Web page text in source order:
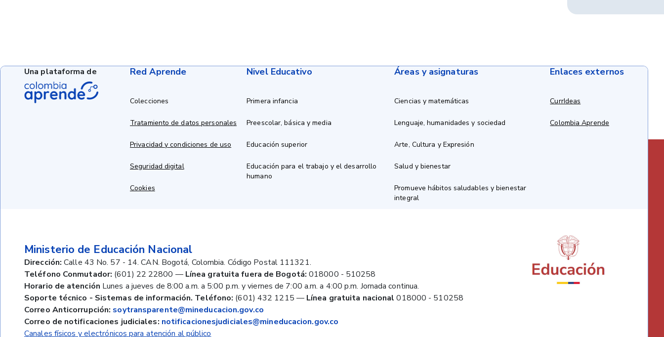
Red Aprende
Colecciones
Tratamiento de datos personales
Privacidad y condiciones de uso
Seguridad digital
Cookies
Nivel Educativo
Primera infancia
Preescolar, básica y media
Educación superior
Educación para el trabajo y el desarrollo
humano
Áreas y asignaturas
Ciencias y matemáticas
Lenguaje, humanidades y sociedad
Arte, Cultura y Expresión
Salud y bienestar
Promueve hábitos saludables y bienestar
integral
Enlaces externos
CurrIdeas
Colombia Aprende
Ministerio de Educación Nacional
Dirección: Calle 43 No. 57 - 14. CAN. Bogotá, Colombia. Código Postal 111321.
Teléfono Conmutador: (601) 22 22800 — Línea gratuita fuera de Bogotá: 018000 - 510258
Horario de atención Lunes a jueves de 8:00 a.m. a 5:00 p.m. y viernes de 7:00 a.m. a 4:00 p.m. Jornada continua.
Soporte técnico - Sistemas de información. Teléfono: (601) 432 1215 — Línea gratuita nacional 018000 - 510258
Correo Anticorrupción: soytransparente@mineducacion.gov.co
Correo de notificaciones judiciales: notificacionesjudiciales@mineducacion.gov.co
Canales físicos y electrónicos para atención al público
Una plataforma de